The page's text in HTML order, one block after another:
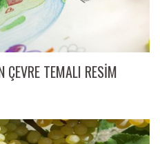
ÇEVRE TEMALI RESİM